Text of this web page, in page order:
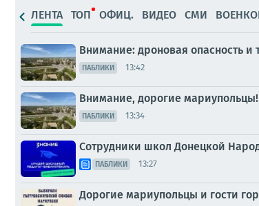
ЛЕНТА ТОП ОФИЦ. ВИДЕО СМИ
Внимание: дроновая опасность и
ПАБЛИКИ 13:42
Внимание, дорогие мариупольцы!
ПАБЛИКИ 13:34
Сотрудники школ Донецкой
ПАБЛИКИ 13:27
Дорогие мариупольцы и гости